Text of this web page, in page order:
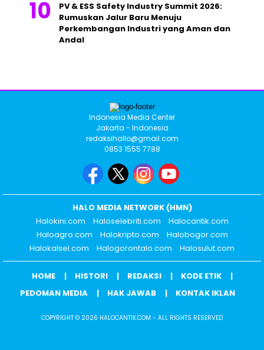
PV & ESS Safety Industry Summit 2026:
Rumuskan Jalur Baru Menuju
Perkembangan Industri yang Aman dan
Andal
Indonesia Media Center
Jakarta - Indonesia
redaksihallo@gmail.com
0853 1555 7788
HALO MEDIA NETWORK (HMN)
Halokini.com
Haloselebriti.com
Halocantik.com
Haloagro.com
Halokripto.com
Halobogor.com
Halokalsel.com
Halogorontalo.com Halosulut.com
HOME HISTORI REDAKSI
KODE ETIK
PEDOMAN MEDIA
HAK JAWAB KONTAK IKLAN
COPYRIGHT © 2026 HALOCANTIK.COM - ALL RIGHTS RESERVED